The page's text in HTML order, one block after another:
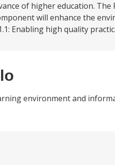
of higher education.
will enhance the
Enabling high quality
environment and